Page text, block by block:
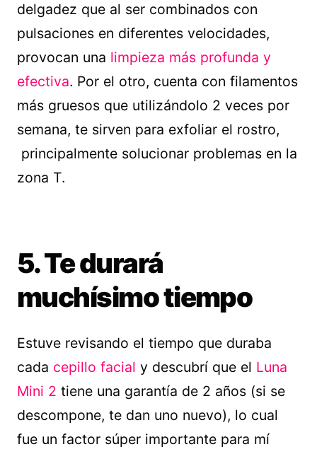
delgadez que al ser combinados con
pulsaciones en diferentes velocidades,
provocan una limpieza más profunda y
efectiva. Por el otro, cuenta con filamentos
más gruesos que utilizándolo 2 veces por
semana, te sirven para exfoliar el rostro,
principalmente solucionar problemas en la
zona T.
5. Te durará
muchísimo tiempo
Estuve revisando el tiempo que duraba
cada cepillo facial y descubrí que el Luna
Mini 2 tiene una garantía de 2 años (si se
descompone, te dan uno nuevo), lo cual
fue un factor súper importante para mí